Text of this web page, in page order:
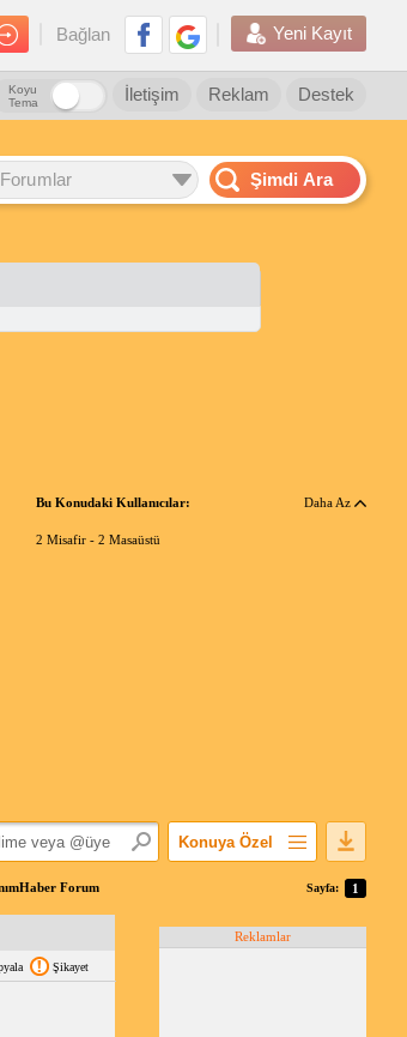
Bağlan Yeni Kayıt
Destek
Reklam
İletişim
Koyu
Tema
Şimdi Ara
Bu Konudaki Kullanıcılar: Daha Az
2 Misafir - 2 Masaüstü
Konuya Özel
Popüler Mesajlar
Forum Sayfa: 1
Şikayet
Reklamlar